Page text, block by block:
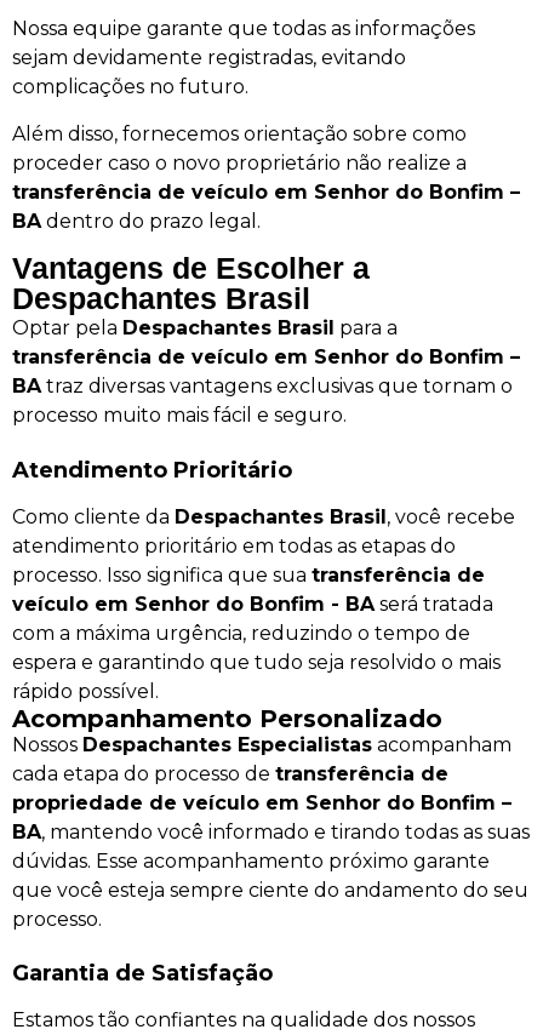
Nossa equipe garante que todas as informações
sejam devidamente registradas, evitando
complicações no futuro.
Além disso, fornecemos orientação sobre como
proceder caso o novo proprietário não realize a
transferência de veículo em Senhor do Bonfim –
BA dentro do prazo legal.
Vantagens de Escolher a
Despachantes Brasil
Optar pela Despachantes Brasil para a
transferência de veículo em Senhor do Bonfim –
BAtraz diversas vantagens exclusivas que tornam o
processo muito mais fácil e seguro.
Atendimento Prioritário
Como cliente da Despachantes Brasil, você recebe
atendimento prioritário em todas as etapas do
processo. Isso significa que sua transferência de
veículo em Senhor do Bonfim - BA será tratada
com a máxima urgência, reduzindo o tempo de
espera e garantindo que tudo seja resolvido o mais
rápido possível.
Acompanhamento Personalizado
Nossos Despachantes Especialistas acompanham
cada etapa do processo de transferência de
propriedade de veículo em Senhor do Bonfim –
BA, mantendo você informado e tirando todas as suas
dúvidas. Esse acompanhamento próximo garante
que você esteja sempre ciente do andamento do seu
processo.
Garantia de Satisfação
Estamos tão confiantes na qualidade dos nossos